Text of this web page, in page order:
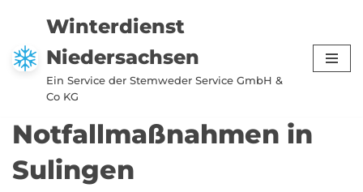
Zum
Inhalt
springen
Winterdienst
Niedersachsen
Ein Service der Stemweder Service GmbH &
Co KG
Notfallmaßnahmen in
Sulingen